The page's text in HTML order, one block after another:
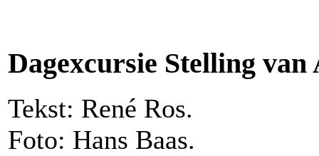
Dagexcursie Stelling
Tekst: René Ros.
Foto: Hans Baas.